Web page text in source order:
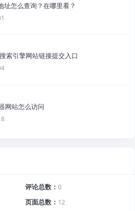
址怎么查询？在哪里看？
索引擎网站链接提交入口
网站怎么访问
评论总数
0
页面总数
12